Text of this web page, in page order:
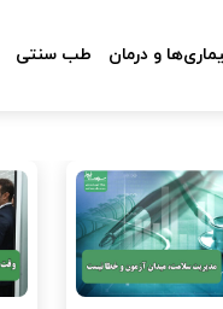
و درمان طب سنتی